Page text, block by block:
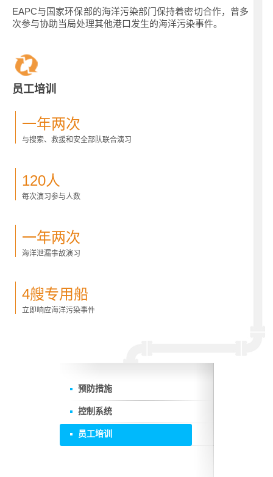
EAPC与国家环保部的海洋污染部门保持着密切合作，曾多
次参与协助当局处理其他港口发生的海洋污染事件。
员工培训
一年两次
与搜索、救援和安全部队联合演习
120人
每次演习参与人数
一年两次
海洋泄漏事故演习
4艘专用船
立即响应海洋污染事件
预防措施
控制系统
员工培训